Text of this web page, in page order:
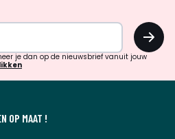
inspiratie
verrassingen?
OK
je dan op de nieuwsbrief vanuit jouw
OP MAAT !